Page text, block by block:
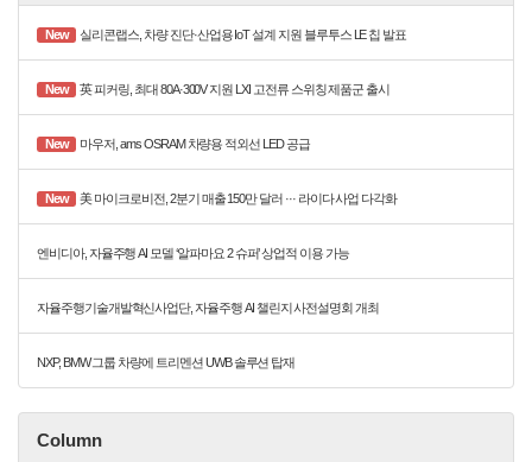
New 실리콘랩스, 차량 진단·산업용 IoT 설계 지원 블루투스 LE 칩 발표
New 英 피커링, 최대 80A·300V 지원 LXI 고전류 스위칭 제품군 출시
New 마우저, ams OSRAM 차량용 적외선 LED 공급
New 美 마이크로비전, 2분기 매출 150만 달러 ··· 라이다 사업 다각화
엔비디아, 자율주행 AI 모델 ‘알파마요 2 슈퍼’ 상업적 이용 가능
자율주행기술개발혁신사업단, 자율주행 AI 챌린지 사전설명회 개최
NXP, BMW 그룹 차량에 트리멘션 UWB 솔루션 탑재
Column